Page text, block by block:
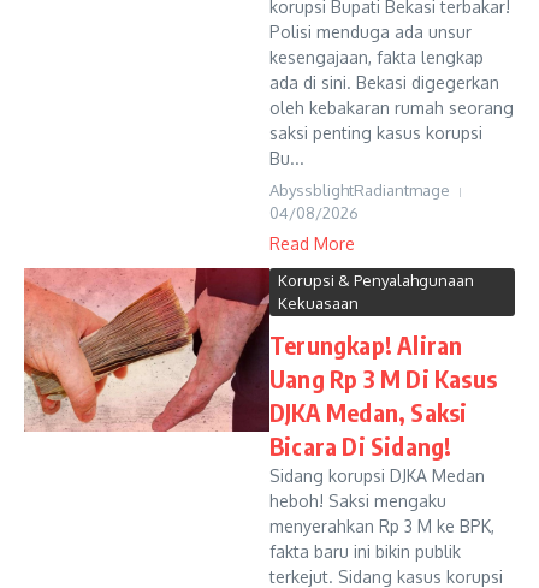
korupsi Bupati Bekasi terbakar!
Polisi menduga ada unsur
kesengajaan, fakta lengkap
ada di sini. Bekasi digegerkan
oleh kebakaran rumah seorang
saksi penting kasus korupsi
Bu...
AbyssblightRadiantmage
04/08/2026
Read More
Korupsi & Penyalahgunaan
Kekuasaan
Terungkap! Aliran
Uang Rp 3 M Di Kasus
DJKA Medan, Saksi
Bicara Di Sidang!
Sidang korupsi DJKA Medan
heboh! Saksi mengaku
menyerahkan Rp 3 M ke BPK,
fakta baru ini bikin publik
terkejut. Sidang kasus korupsi